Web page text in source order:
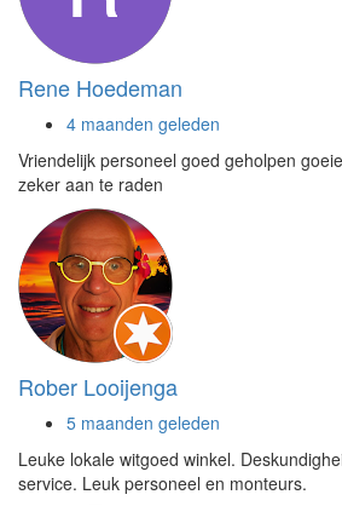
Rene Hoedeman
4 maanden geleden
Vriendelijk personeel goed geholpen
zeker aan te raden
Rober Looijenga
5 maanden geleden
Leuke lokale witgoed winkel.
service. Leuk personeel en monteurs.